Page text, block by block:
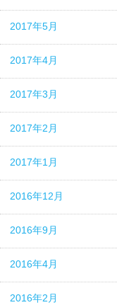
2017年5月
2017年4月
2017年3月
2017年2月
2017年1月
2016年12月
2016年9月
2016年4月
2016年2月